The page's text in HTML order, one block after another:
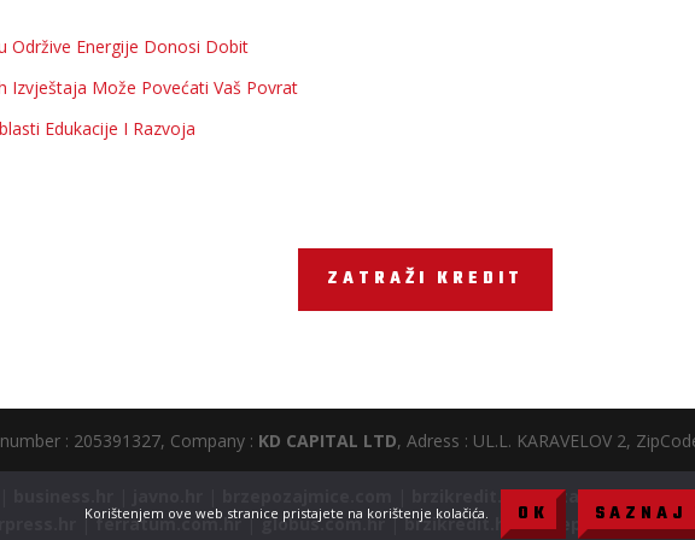
Održive Energije Donosi Dobit
Izvještaja Može Povećati Vaš Povrat
Edukacije I Razvoja
ZATRAŽI KREDIT
: 205391327, Company : KD CAPITAL LTD, Adress : UL.L. KARAVELOV 2,
brzikredit.com|zajam.hr|
|ferratum.com.hr|globus.com.hr |brzikredit.hr|
Korištenjem ove web stranice pristajete na korištenje kolačića. OK SAZNAJ